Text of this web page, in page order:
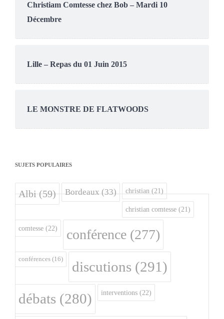
Christiam Comtesse chez Bob – Mardi 10
Décembre
Lille – Repas du 01 Juin 2015
LE MONSTRE DE FLATWOODS
SUJETS POPULAIRES
Albi(59) Bordeaux(33) christian (21)
christian comtesse (21)
comtesse (22) conférence (277)
conférences (16) discutions (291)
débats (280) interventions (22)